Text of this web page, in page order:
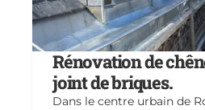
Rénovation de
joint de briques.
Dans le centre urbain de